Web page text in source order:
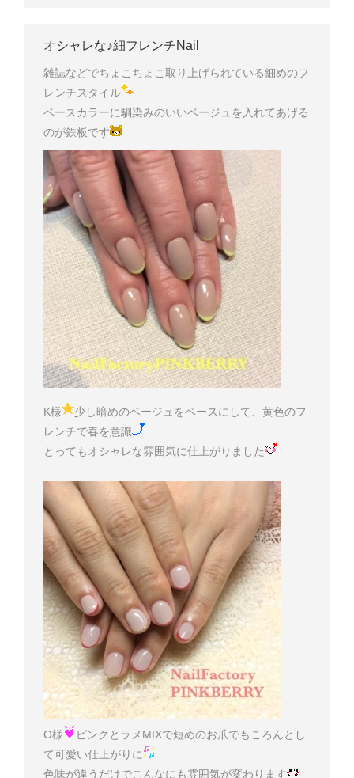
オシャレな♪細フレンチNail
雑誌などでちょこちょこ取り上げられている細めのフ
レンチスタイル
ベースカラーに馴染みのいいベージュを入れてあげる
のが鉄板です
K様
少し暗めのベージュをベースにして、黄色のフ
レンチで春を意識
とってもオシャレな雰囲気に仕上がりました
O様
ピンクとラメMIXで短めのお爪でもころんとし
て可愛い仕上がりに
色味が違うだけでこんなにも雰囲気が変わります